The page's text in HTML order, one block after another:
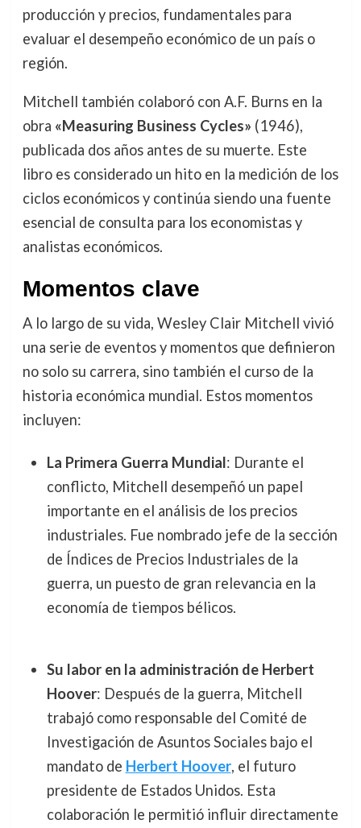
producción y precios, fundamentales para
evaluar el desempeño económico de un país o
región.
Mitchell también colaboró con A.F. Burns en la
obra «Measuring Business Cycles» (1946),
publicada dos años antes de su muerte. Este
libro es considerado un hito en la medición de los
ciclos económicos y continúa siendo una fuente
esencial de consulta para los economistas y
analistas económicos.
Momentos clave
A lo largo de su vida, Wesley Clair Mitchell vivió
una serie de eventos y momentos que definieron
no solo su carrera, sino también el curso de la
historia económica mundial. Estos momentos
incluyen:
La Primera Guerra Mundial: Durante el
conflicto, Mitchell desempeñó un papel
importante en el análisis de los precios
industriales. Fue nombrado jefe de la sección
de Índices de Precios Industriales de la
guerra, un puesto de gran relevancia en la
economía de tiempos bélicos.
Su labor en la administración de Herbert
Hoover: Después de la guerra, Mitchell
trabajó como responsable del Comité de
Investigación de Asuntos Sociales bajo el
mandato de Herbert Hoover, el futuro
presidente de Estados Unidos. Esta
colaboración le permitió influir directamente